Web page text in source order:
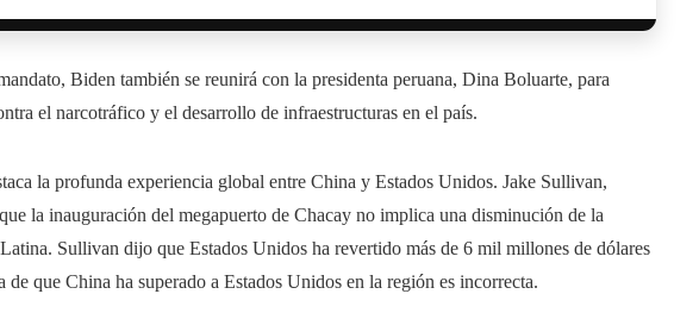
Biden también se reunirá con la presidenta peruana, Dina Boluarte, para
el narcotráfico y el desarrollo de infraestructuras en el país.
la profunda experiencia global entre China y Estados Unidos. Jake Sullivan,
la inauguración del megapuerto de Chacay no implica una disminución de la
Sullivan dijo que Estados Unidos ha revertido más de 6 mil millones de dólares
que China ha superado a Estados Unidos en la región es incorrecta.